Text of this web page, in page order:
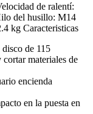
de ralentí:
del husillo: M14
kg Caracteristicas
de 115
materiales de
encienda
en la puesta en